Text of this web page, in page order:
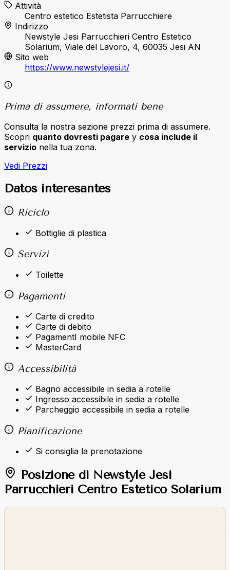
Attività
Centro estetico Estetista Parrucchiere
Indirizzo
Newstyle Jesi Parrucchieri Centro Estetico
Solarium, Viale del Lavoro, 4, 60035 Jesi AN
Sito web
https://www.newstylejesi.it/
Prima di assumere, informati bene
Consulta la nostra sezione prezzi prima di assumere.
Scopri quanto dovresti pagare y cosa include il
servizio nella tua zona.
Vedi Prezzi
Datos interesantes
Riciclo
Bottiglie di plastica
Servizi
Toilette
Pagamenti
Carte di credito
Carte di debito
PagamentI mobile NFC
MasterCard
Accessibilità
Bagno accessibile in sedia a rotelle
Ingresso accessibile in sedia a rotelle
Parcheggio accessibile in sedia a rotelle
Pianificazione
Si consiglia la prenotazione
Posizione di Newstyle Jesi
Parrucchieri Centro Estetico Solarium